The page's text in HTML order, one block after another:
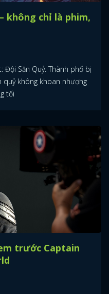
không chỉ là phim,
Đội Săn Quỷ. Thành phố bị
quỷ không khoan nhượng
tối
trước Captain